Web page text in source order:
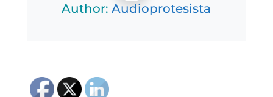
Author:Audioprotesista